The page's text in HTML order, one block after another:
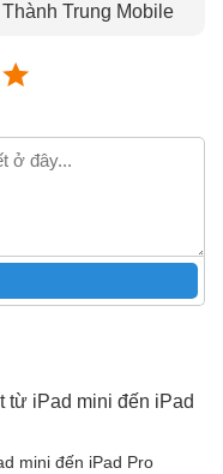
Trung Mobile
mini đến iPad Pro